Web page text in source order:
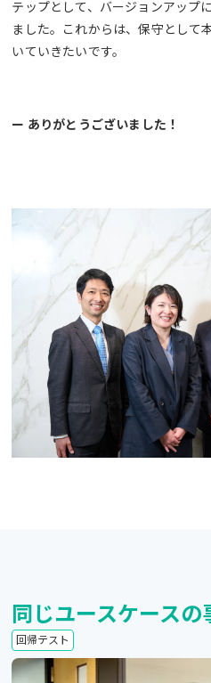
テップとして、バージョンアップ
ました。これからは、保守として
いていきたいです。
ー ありがとうございました！
同じユースケースの
回帰テスト